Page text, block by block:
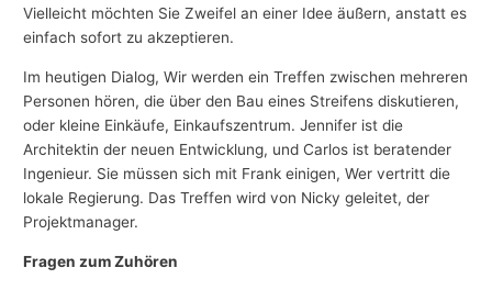
Vielleicht möchten Sie Zweifel an einer Idee äußern, anstatt es
einfach sofort zu akzeptieren.
Im heutigen Dialog, Wir werden ein Treffen zwischen mehreren
Personen hören, die über den Bau eines Streifens diskutieren,
oder kleine Einkäufe, Einkaufszentrum. Jennifer ist die
Architektin der neuen Entwicklung, und Carlos ist beratender
Ingenieur. Sie müssen sich mit Frank einigen, Wer vertritt die
lokale Regierung. Das Treffen wird von Nicky geleitet, der
Projektmanager.
Fragen zum Zuhören